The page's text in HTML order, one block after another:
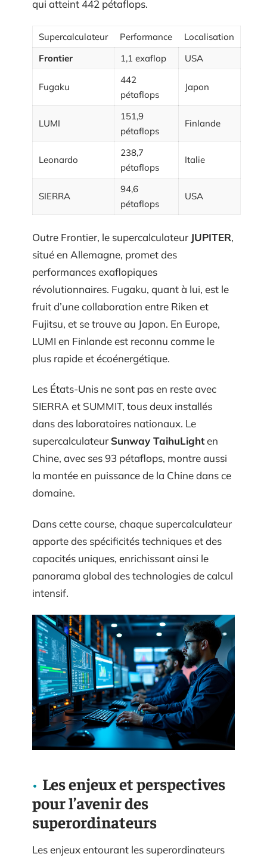
qui atteint 442 pétaflops.
Supercalculateur Performance
Localisation
Frontier
1,1 exaflop USA
Fugaku
442
pétaflops
Japon
LUMI
151,9
pétaflops
Finlande
Leonardo
238,7
pétaflops
Italie
SIERRA
94,6
pétaflops
USA
Outre Frontier, le supercalculateur JUPITER,
situé en Allemagne, promet des
performances exaflopiques
révolutionnaires. Fugaku, quant à lui, est le
fruit d’une collaboration entre Riken et
Fujitsu, et se trouve au Japon. En Europe,
LUMI en Finlande est reconnu comme le
plus rapide et écoénergétique.
Les États-Unis ne sont pas en reste avec
SIERRA et SUMMIT, tous deux installés
dans des laboratoires nationaux. Le
supercalculateur Sunway TaihuLighten
Chine, avec ses 93 pétaflops, montre aussi
la montée en puissance de la Chine dans ce
domaine.
Dans cette course, chaque supercalculateur
apporte des spécificités techniques et des
capacités uniques, enrichissant ainsi le
panorama global des technologies de calcul
intensif.
Les enjeux et perspectives
pour l’avenir des
superordinateurs
Les enjeux entourant les superordinateurs